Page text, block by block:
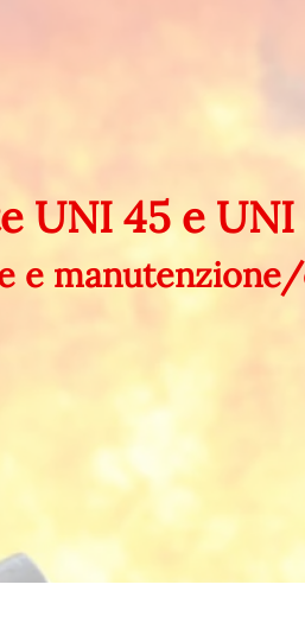
UNI 45 e UNI
e